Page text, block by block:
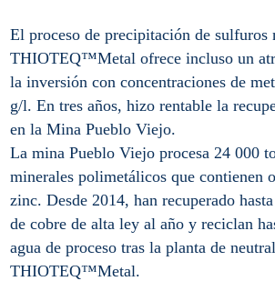
El proceso de precipitación de sulfuros
THIOTEQ™Metal ofrece incluso un
la inversión con concentraciones de
g/l. En tres años, hizo rentable la
en la Mina Pueblo Viejo.
La mina Pueblo Viejo procesa 24 000
minerales polimetálicos que contienen
zinc. Desde 2014, han recuperado
de cobre de alta ley al año y reciclan
agua de proceso tras la planta de
THIOTEQ™Metal.